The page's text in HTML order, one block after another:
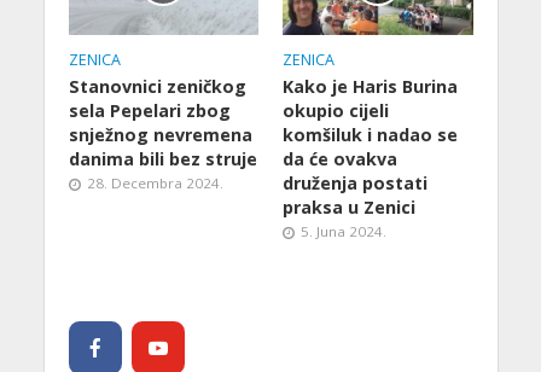
ZENICA
Stanovnici zeničkog
sela Pepelari zbog
snježnog nevremena
danima bili bez struje
28. Decembra 2024.
ZENICA
Kako je Haris Burina
okupio cijeli
komšiluk i nadao se
da će ovakva
druženja postati
praksa u Zenici
5. Juna 2024.